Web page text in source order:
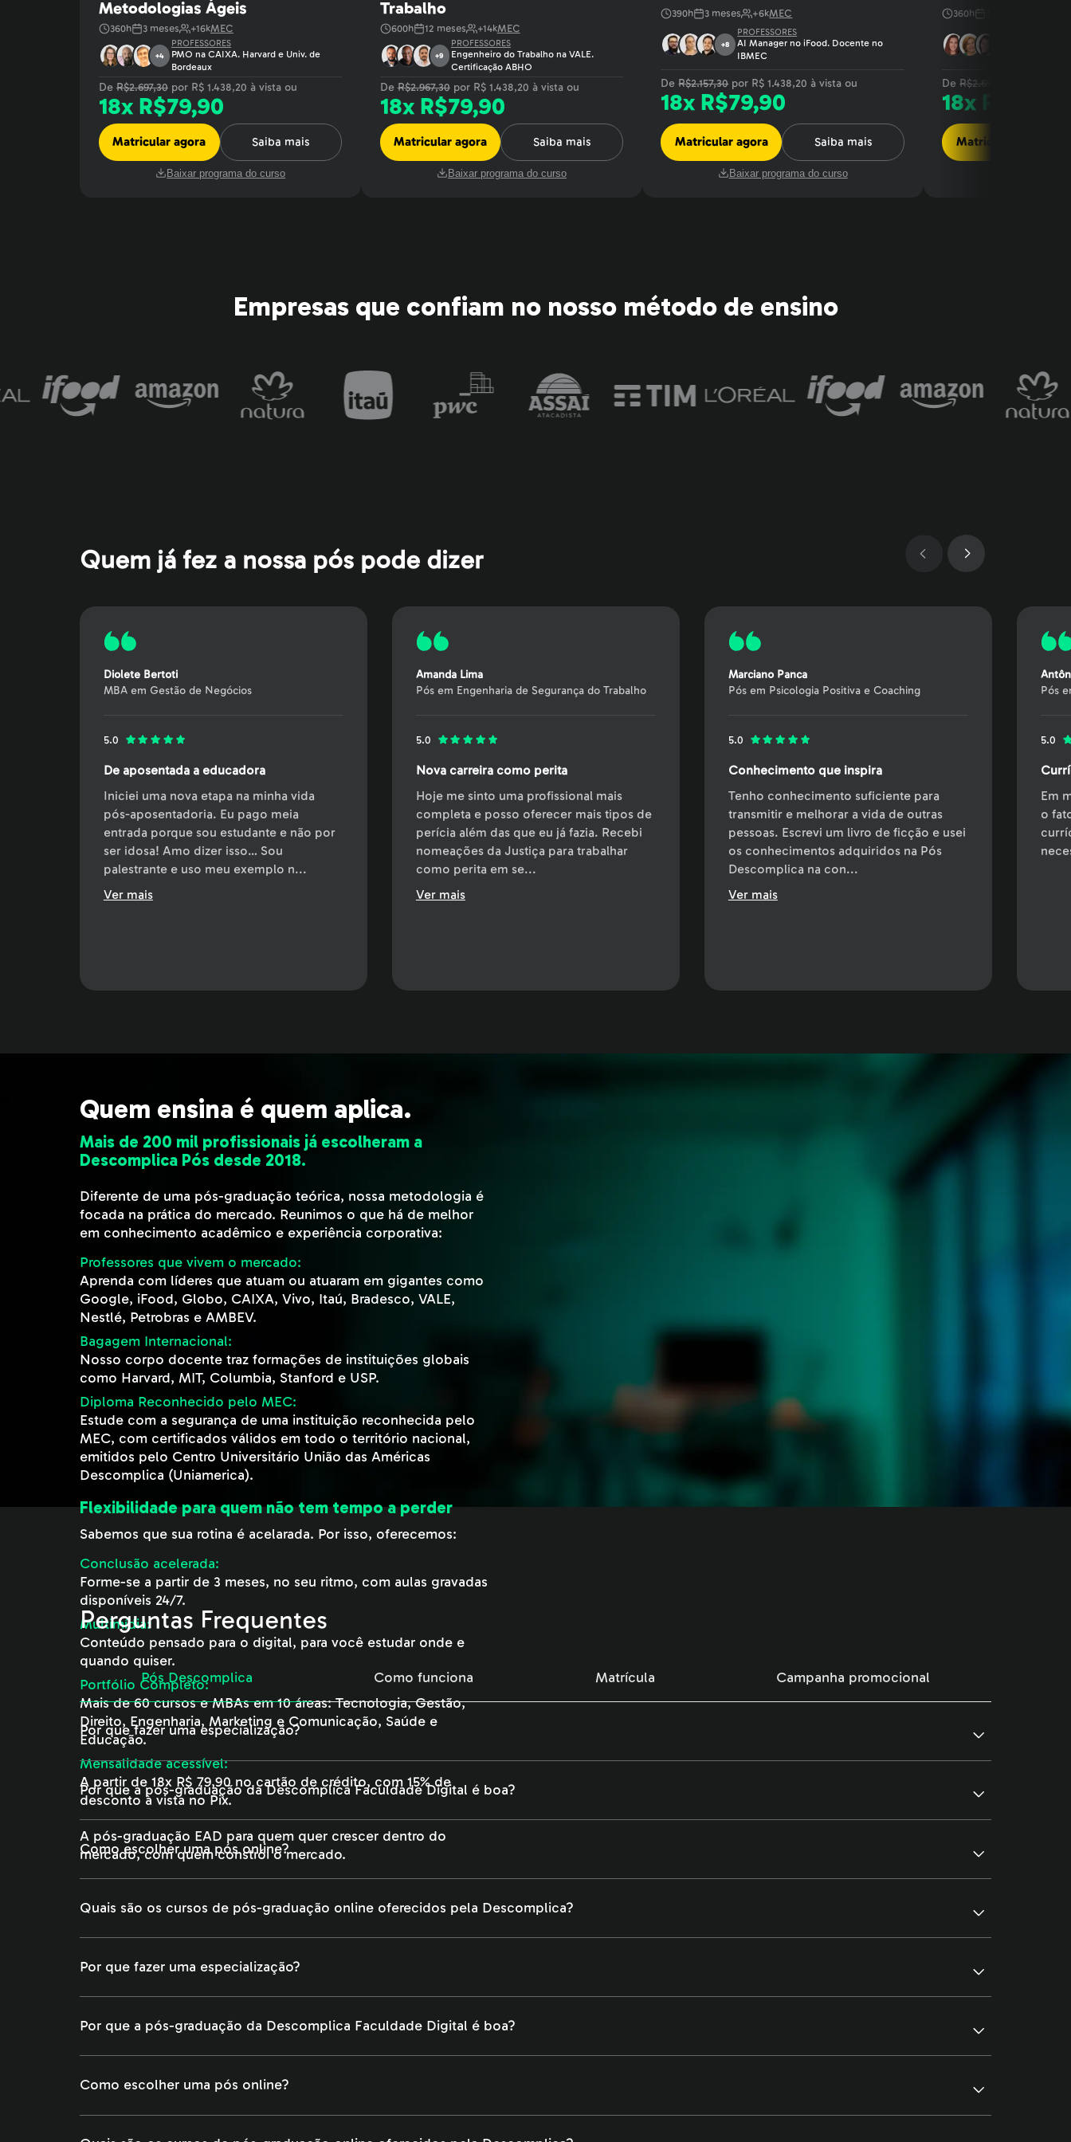
Metodologias Ágeis
360h 3meses +16kMEC
+4
PROFESSORES
PMO na CAIXA. Harvard e Univ. de
Bordeaux
De R$2.697,30 por R$ 1.438,20 à vista ou
18x R$79,90
Matricular agora Saiba mais
Baixar programa do curso
Trabalho
600h 12 meses +14kMEC
+9
PROFESSORES
Engenheiro do Trabalho na VALE.
Certificação ABHO
De R$2.967,30 por R$ 1.438,20 à vista ou
18x R$79,90
Matricular agora Saiba mais
Baixar programa do curso
390h 3 meses +6kMEC
+8
PROFESSORES
AI Manager no iFood. Docente no
IBMEC
De R$2.157,30 por R$ 1.438,20 à vista ou
18x R$79,90
Matricular agora Saiba mais
Baixar programa do curso
360h
De R$2.697,30
18x R$
Matricular agora
Empresas que confiam no nosso método de ensino
Quem já fez a nossa pós pode dizer
Diolete Bertoti
MBA em Gestão de Negócios
5.0
De aposentada a educadora
Iniciei uma nova etapa na minha vida
pós-aposentadoria. Eu pago meia
entrada porque sou estudante e não por
ser idosa! Amo dizer isso… Sou
palestrante e uso meu exemplo n...
Ver mais
Amanda Lima
Pós em Engenharia de Segurança do Trabalho
5.0
Nova carreira como perita
Hoje me sinto uma profissional mais
completa e posso oferecer mais tipos de
perícia além das que eu já fazia. Recebi
nomeações da Justiça para trabalhar
como perita em se...
Ver mais
Marciano Panca
Pós em Psicologia Positiva e Coaching
5.0
Conhecimento que inspira
Tenho conhecimento suficiente para
transmitir e melhorar a vida de outras
pessoas. Escrevi um livro de ficção e usei
os conhecimentos adquiridos na Pós
Descomplica na con...
Ver mais
Pós
5.0
Em
o
Quem ensina é quem aplica.
Mais de 200 mil profissionais já escolheram a
Descomplica Pós desde 2018.
Diferente de uma pós-graduação teórica, nossa metodologia é
focada na prática do mercado. Reunimos o que há de melhor
em conhecimento acadêmico e experiência corporativa:
Professores que vivem o mercado:
Aprenda com líderes que atuam ou atuaram em gigantes como
Google, iFood, Globo, CAIXA, Vivo, Itaú, Bradesco, VALE,
Nestlé, Petrobras e AMBEV.
Bagagem Internacional:
Nosso corpo docente traz formações de instituições globais
como Harvard, MIT, Columbia, Stanford e USP.
Diploma Reconhecido pelo MEC:
Estude com a segurança de uma instituição reconhecida pelo
MEC, com certificados válidos em todo o território nacional,
emitidos pelo Centro Universitário União das Américas
Descomplica (Uniamerica).
Mais de 60 cursos e MBAs em 10 áreas: Tecnologia, Gestão,
Mensalidade acessível:
A partir de 18x R$ 79,90 no cartão de crédito, com 15% de
desconto à vista no Pix.
mercado, com quem constrói o mercado.
Perguntas Frequentes
Pós Descomplica Como funciona Matrícula Campanha promocional
Por que fazer uma especialização?
Por que a pós-graduação da Descomplica Faculdade Digital é boa?
Como escolher uma pós online?
Quais são os cursos de pós-graduação online oferecidos pela Descomplica?
Por que fazer uma especialização?
Por que a pós-graduação da Descomplica Faculdade Digital é boa?
Como escolher uma pós online?